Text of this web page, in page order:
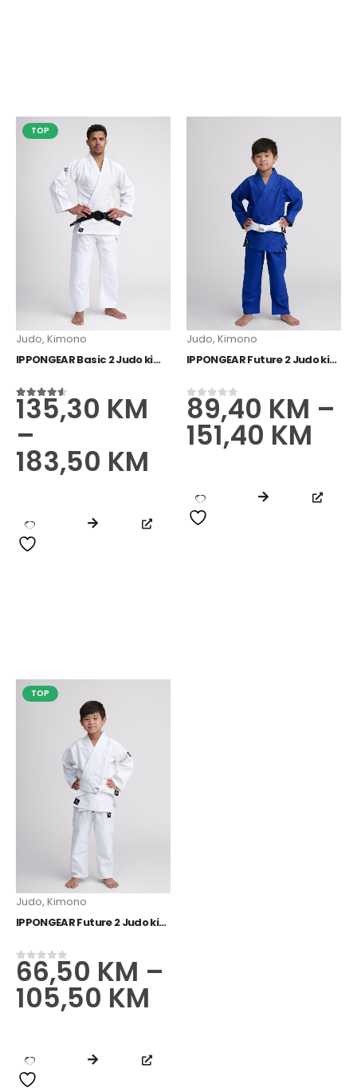
TOP
Judo, Kimono
IPPONGEAR Basic 2 Judo kimono bijeli
4.50od 5
135,30 KM
–
183,50 KM
Judo, Kimono
IPPONGEAR Future 2 Judo kimono plavi
0od 5
89,40 KM –
151,40 KM
TOP
Judo, Kimono
IPPONGEAR Future 2 Judo kimono bijeli
0od 5
66,50 KM –
105,50 KM